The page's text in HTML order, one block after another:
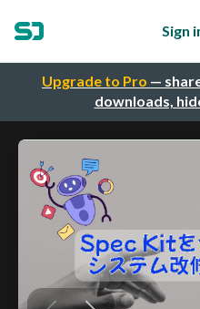
Upgrade to Pro —
downloads,
Sign